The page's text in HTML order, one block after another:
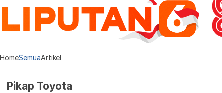
HomeSemuaArtikel
Pikap Toyota